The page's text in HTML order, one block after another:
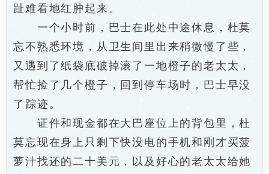
趾难看地红肿起来。
一个小时前，巴士在此处中途休息，杜莫
忘不熟悉环境，从卫生间里出来稍微慢了些，
又遇到了纸袋底破掉滚了一地橙子的老太太，
帮忙捡了几个橙子，回到停车场时，巴士早没
了踪迹。
证件和现金都在大巴座位上的背包里，杜
莫忘现在身上只剩下快没电的手机和刚才买菠
萝汁找还的二十美元，以及好心的老太太给她